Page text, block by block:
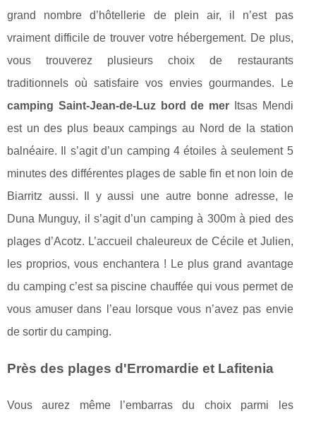
grand nombre d’hôtellerie de plein air, il n’est pas
vraiment difficile de trouver votre hébergement. De plus,
vous trouverez plusieurs choix de restaurants
traditionnels où satisfaire vos envies gourmandes. Le
camping Saint-Jean-de-Luz bord de mer Itsas Mendi
est un des plus beaux campings au Nord de la station
balnéaire. Il s’agit d’un camping 4 étoiles à seulement 5
minutes des différentes plages de sable fin et non loin de
Biarritz aussi. Il y aussi une autre bonne adresse, le
Duna Munguy, il s’agit d’un camping à 300m à pied des
plages d’Acotz. L’accueil chaleureux de Cécile et Julien,
les proprios, vous enchantera ! Le plus grand avantage
du camping c’est sa piscine chauffée qui vous permet de
vous amuser dans l’eau lorsque vous n’avez pas envie
de sortir du camping.
Près des plages d'Erromardie et Lafitenia
Vous aurez même l’embarras du choix parmi les